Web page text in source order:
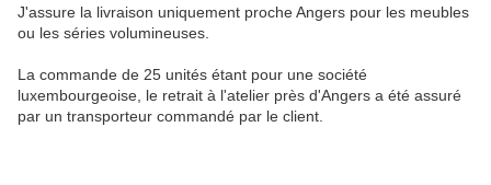
J'assure la livraison uniquement proche Angers pour les meubles
ou les séries volumineuses.
La commande de 25 unités étant pour une société
luxembourgeoise, le retrait à l'atelier près d'Angers a été assuré
par un transporteur commandé par le client.